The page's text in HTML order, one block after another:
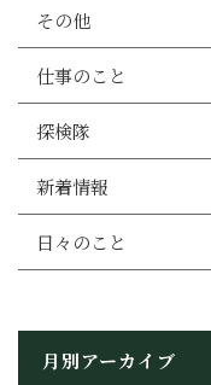
その他
仕事のこと
探検隊
新着情報
日々のこと
月別アーカイブ